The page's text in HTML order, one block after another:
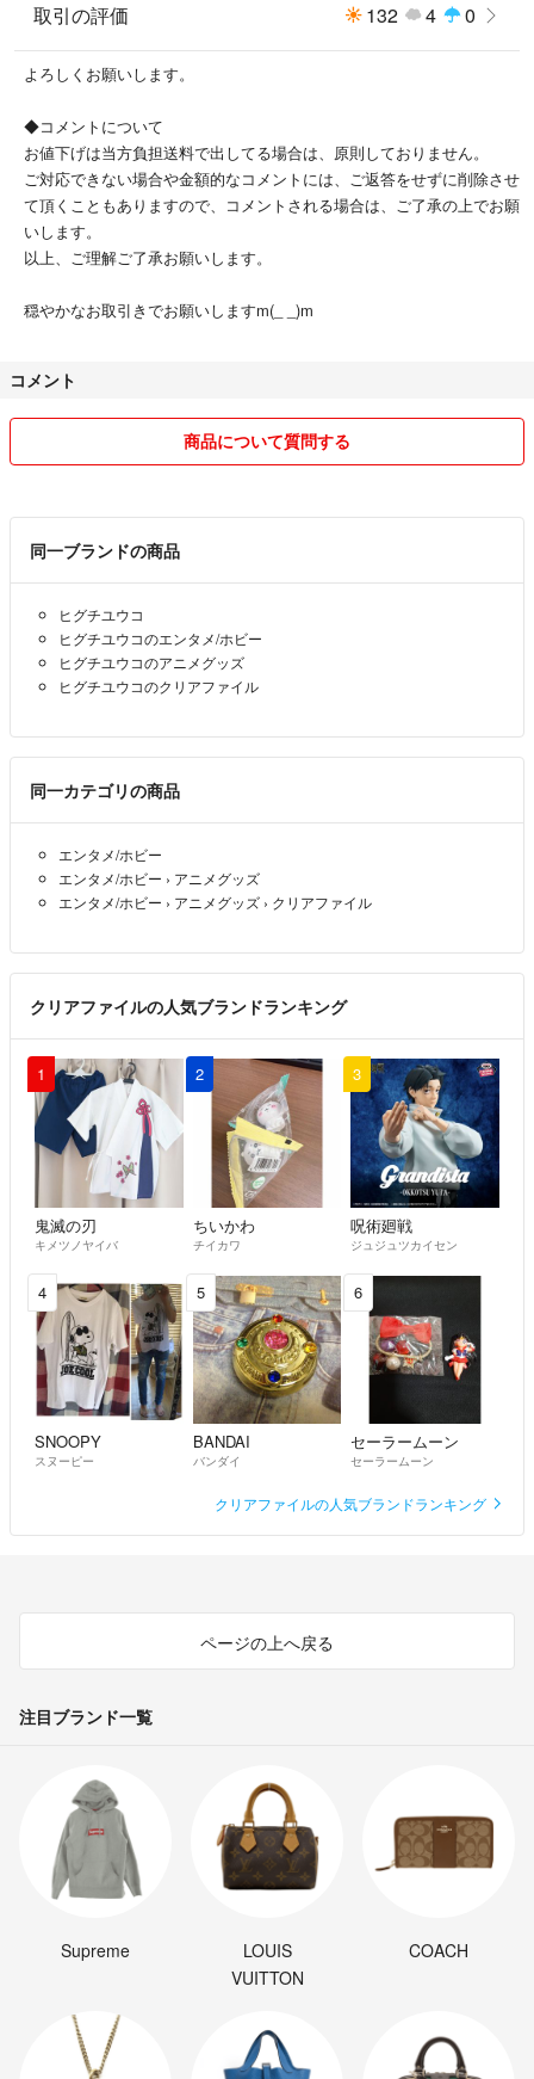
取引の評価 132 4 0
よろしくお願いします。
◆コメントについて
お値下げは当方負担送料で出してる場合は、原則しておりません。
ご対応できない場合や金額的なコメントには、ご返答をせずに削除させ
て頂くこともありますので、コメントされる場合は、ご了承の上でお願
いします。
以上、ご理解ご了承お願いします。
穏やかなお取引きでお願いしますm(_ _)m
コメント
商品について質問する
同一ブランドの商品
ヒグチユウコ
ヒグチユウコのエンタメ/ホビー
ヒグチユウコのアニメグッズ
ヒグチユウコのクリアファイル
同一カテゴリの商品
エンタメ/ホビー
エンタメ/ホビー › アニメグッズ
エンタメ/ホビー › アニメグッズ › クリアファイル
クリアファイルの人気ブランドランキング
1
鬼滅の刃
キメツノヤイバ
2
ちいかわ
チイカワ
3
呪術廻戦
ジュジュツカイセン
4
SNOOPY
スヌーピー
5
BANDAI
バンダイ
6
セーラームーン
セーラームーン
クリアファイルの人気ブランドランキング
ページの上へ戻る
注目ブランド一覧
Supreme
LOUIS
VUITTON
COACH